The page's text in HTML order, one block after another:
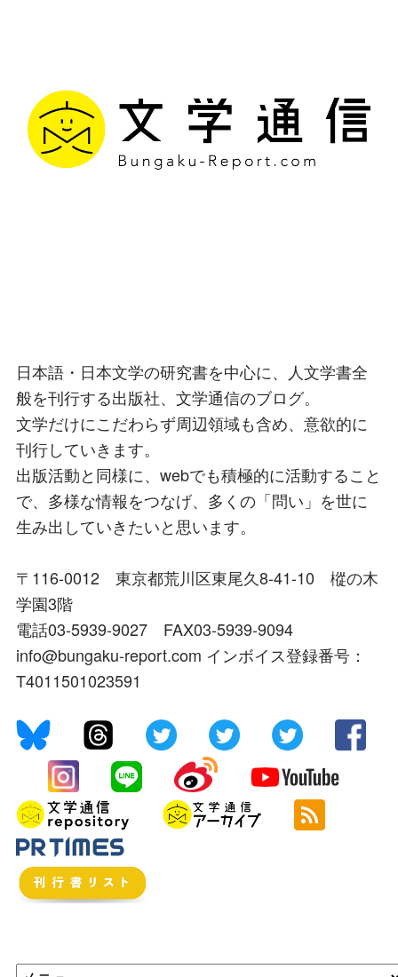
日本語・日本文学の研究書を中心に、人文学書全
般を刊行する出版社、文学通信のブログ。
文学だけにこだわらず周辺領域も含め、意欲的に
刊行していきます。
出版活動と同様に、webでも積極的に活動すること
で、多様な情報をつなげ、多くの「問い」を世に
生み出していきたいと思います。
〒116-0012 東京都荒川区東尾久8-41-10 樅の木
学園3階
電話03-5939-9027 FAX03-5939-9094
info@bungaku-report.com インボイス登録番号：
T4011501023591